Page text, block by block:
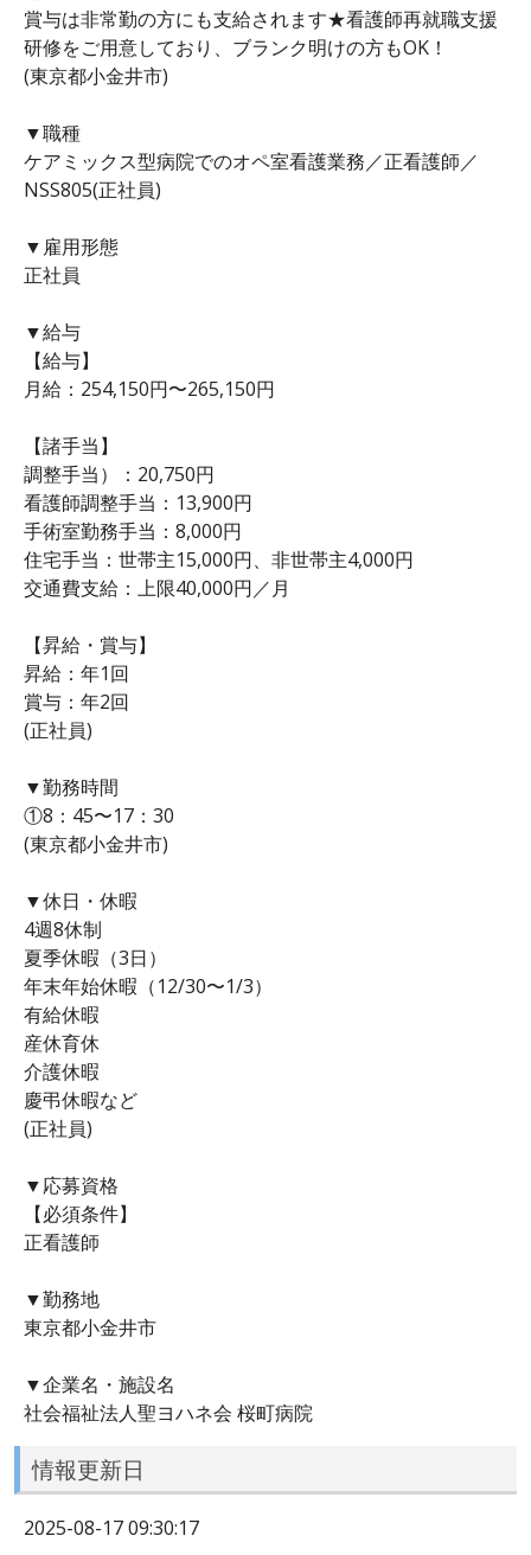
賞与は非常勤の方にも支給されます★看護師再就職支援
研修をご用意しており、ブランク明けの方もOK！
(東京都小金井市)
▼職種
ケアミックス型病院でのオペ室看護業務／正看護師／
NSS805(正社員)
▼雇用形態
正社員
▼給与
【給与】
月給：254,150円〜265,150円
【諸手当】
調整手当）：20,750円
看護師調整手当：13,900円
手術室勤務手当：8,000円
住宅手当：世帯主15,000円、非世帯主4,000円
交通費支給：上限40,000円／月
【昇給・賞与】
昇給：年1回
賞与：年2回
(正社員)
▼勤務時間
①8：45〜17：30
(東京都小金井市)
▼休日・休暇
4週8休制
夏季休暇（3日）
年末年始休暇（12/30〜1/3）
有給休暇
産休育休
介護休暇
慶弔休暇など
(正社員)
▼応募資格
【必須条件】
正看護師
▼勤務地
東京都小金井市
▼企業名・施設名
社会福祉法人聖ヨハネ会 桜町病院
情報更新日
2025-08-17 09:30:17